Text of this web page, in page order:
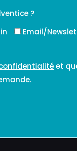
?
Email/
et